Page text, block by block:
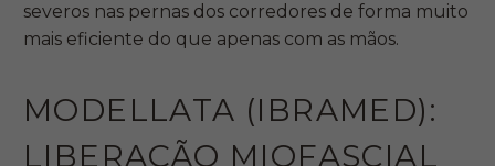
severos nas pernas dos corredores de forma muito
mais eficiente do que apenas com as mãos.
MODELLATA (IBRAMED):
LIBERAÇÃO MIOFASCIAL